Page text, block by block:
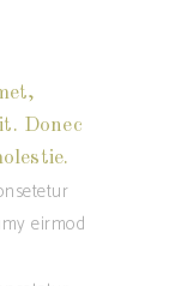
Donec
eirmod